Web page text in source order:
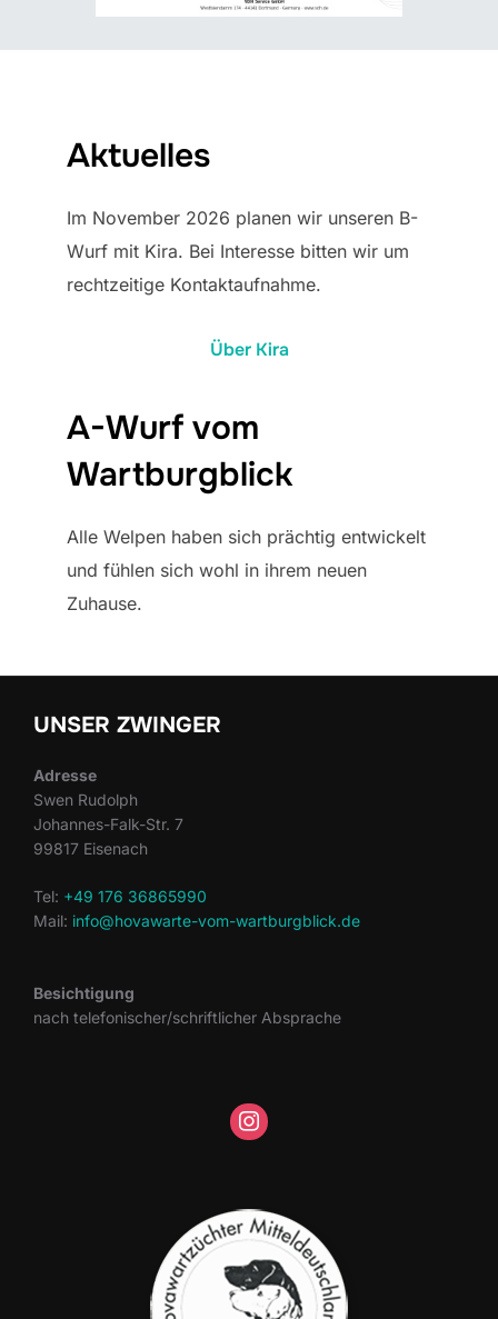
Aktuelles
Im November 2026 planen wir unseren B-
Wurf mit Kira. Bei Interesse bitten wir um
rechtzeitige Kontaktaufnahme.
Über Kira
A-Wurf vom
Wartburgblick
Alle Welpen haben sich prächtig entwickelt
und fühlen sich wohl in ihrem neuen
Zuhause.
UNSER ZWINGER
Adresse
Swen Rudolph
Johannes-Falk-Str. 7
99817 Eisenach
Tel: +49 176 36865990
Mail: info@hovawarte-vom-wartburgblick.de
Besichtigung
nach telefonischer/schriftlicher Absprache